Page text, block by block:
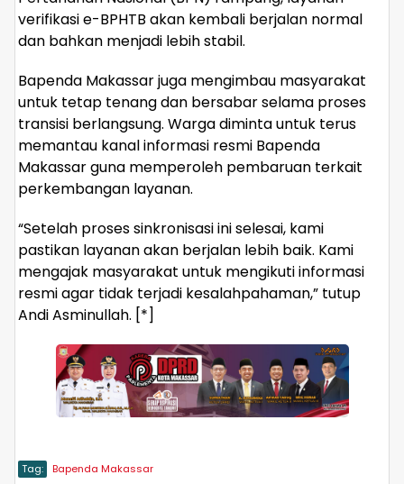
verifikasi e-BPHTB akan kembali berjalan normal
dan bahkan menjadi lebih stabil.
Bapenda Makassar juga mengimbau masyarakat
untuk tetap tenang dan bersabar selama proses
transisi berlangsung. Warga diminta untuk terus
memantau kanal informasi resmi Bapenda
Makassar guna memperoleh pembaruan terkait
perkembangan layanan.
“Setelah proses sinkronisasi ini selesai, kami
pastikan layanan akan berjalan lebih baik. Kami
mengajak masyarakat untuk mengikuti informasi
resmi agar tidak terjadi kesalahpahaman,” tutup
Andi Asminullah. [*]
Tag: Bapenda Makassar